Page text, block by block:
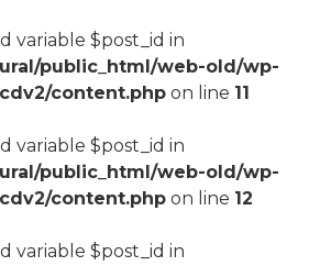
variable $post_id in
public_html/web-old/wp-
content.php on line 11
variable $post_id in
public_html/web-old/wp-
content.php on line 12
variable $post_id in